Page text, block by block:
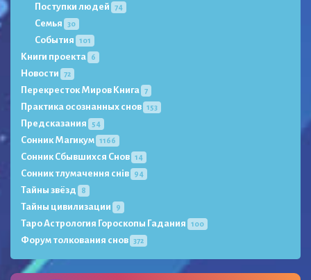
Поступки людей 74
Семья 30
События 101
Книги проекта 6
Новости 72
Перекресток Миров Книга 7
Практика осознанных снов 153
Предсказания 54
Сонник Магикум 1166
Сонник Сбывшихся Снов 14
Сонник тлумачення снів 94
Тайны звёзд 8
Тайны цивилизации 9
Таро Астрология Гороскопы Гадания 100
Форум толкования снов 372